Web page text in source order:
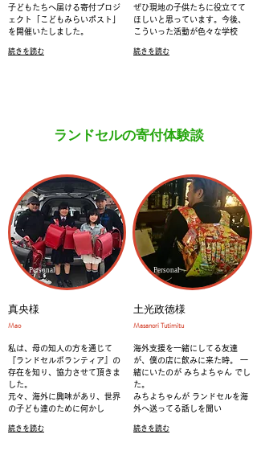
子どもたちへ届ける寄付プロジ
ェクト「こどもみらいポスト」
を開催いたしました。
続きを読む
ぜひ現地の子供たちに役立てて
ほしいと思っています。 ​今後、
こういった活動が色々な学校
続きを読む
ランドセルの寄付体験談
Personal
真央様
​Mao
私は、母の知人の方を通じて
『ランドセルボランティア』の
存在を知り、協力させて頂きま
した。
元々、海外に興味があり、世界
の子ども達のために何かし
続きを読む
Personal
土光政徳様
​Masanori Tutimitu
海外支援を一緒にしてる友達
が、僕の店に飲みに来た時。 一
緒にいたのが みちよちゃん でし
た。
みちよちゃんが ランドセルを海
外へ送ってる話しを聞い
続きを読む